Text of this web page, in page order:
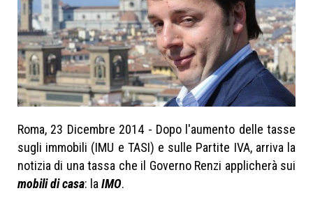
Tassa sui mobili
Roma, 23 Dicembre 2014 - Dopo l'aumento delle tasse
sugli immobili (IMU e TASI) e sulle Partite IVA, arriva la
notizia di una tassa che il Governo Renzi applicherà sui
mobili di casa: la IMO.